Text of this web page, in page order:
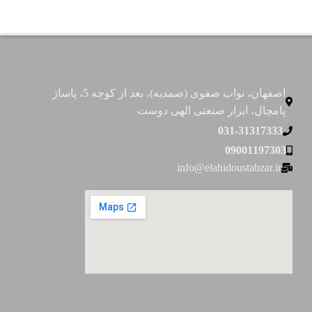
اصفهان، نواب صفوی (صمدیه)، بعد از کوچه 5، پاساژ
پامچال، ابزار صنعتی الهی دوست
031-31317333
09001197303
info@elahidoustabzar.ir